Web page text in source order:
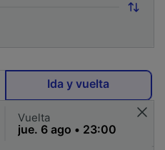
Ida y vuelta
Vuelta